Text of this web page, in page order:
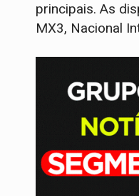
principais. As
MX3, Nacional